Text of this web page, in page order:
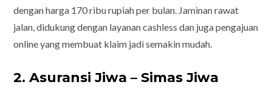
dengan harga 170 ribu rupiah per bulan. Jaminan rawat
jalan, didukung dengan layanan cashless dan juga pengajuan
online yang membuat klaim jadi semakin mudah.
2. Asuransi Jiwa – Simas Jiwa